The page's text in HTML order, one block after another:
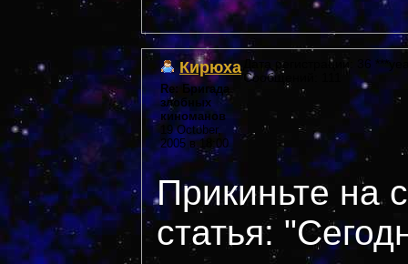
Кирюха
Re: Бригада
злобных
киноманов
19 October,
2005 в 18:00
Дата регистрации: 36
Сообщений: 111
Прикиньте на
статья: